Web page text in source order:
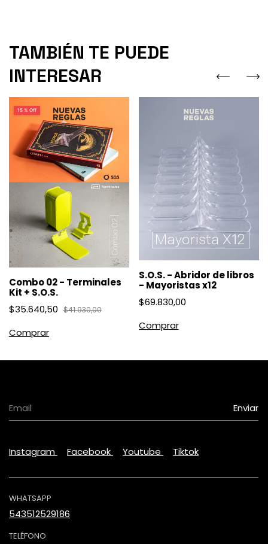
TAMBIÉN TE PUEDE
INTERESAR
15 % Off
Combo 02 - Terminales
Kit + S.O.S.
$35.640,50 $41.930,00
Comprar
S.O.S. - Abridor de libros
- Mayoristas x12
$69.830,00
Instagram Facebook Youtube Tiktok
WHATSAPP
543512529186
TELÉFONO